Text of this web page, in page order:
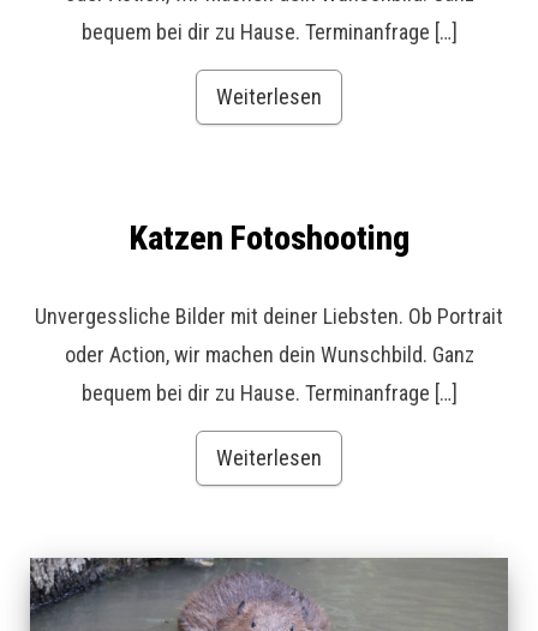
bequem bei dir zu Hause. Terminanfrage […]
Weiterlesen
Katzen Fotoshooting
Unvergessliche Bilder mit deiner Liebsten. Ob Portrait
oder Action, wir machen dein Wunschbild. Ganz
bequem bei dir zu Hause. Terminanfrage […]
Weiterlesen